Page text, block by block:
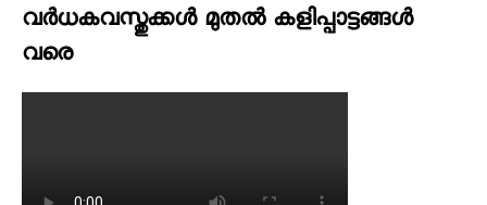
വർധകവസ്തുക്കൾ മുതൽ കളിപ്പാട്ടങ്ങൾ
വരെ